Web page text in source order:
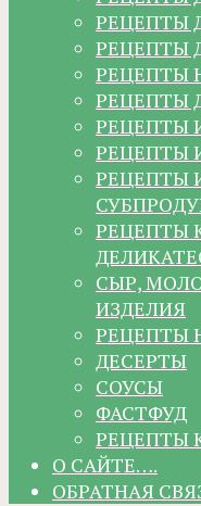
РЕЦЕПТЫ
РЕЦЕПТЫ
РЕЦЕПТЫ
РЕЦЕПТЫ
РЕЦЕПТЫ
РЕЦЕПТЫ
РЕЦЕПТЫ
РЕЦЕПТЫ
СЫР,
ИЗДЕЛИЯ
РЕЦЕПТЫ
ДЕСЕРТЫ
СОУСЫ
ФАСТФУД
РЕЦЕПТЫ
О САЙТЕ….
ОБРАТНАЯ